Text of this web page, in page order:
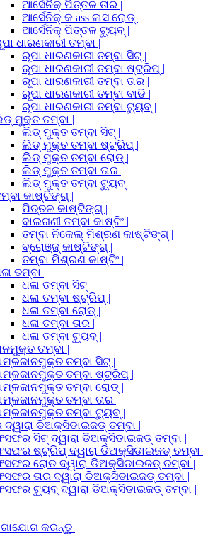
ଆର୍ସେନିକ୍ ପିତ୍ତଳ ତାର |
ଆର୍ସେନିକ୍ କ ass ଳାସ ରୋଡ୍ |
ଆର୍ସେନିକ୍ ପିତ୍ତଳ ଟ୍ୟୁବ୍ |
ଧାରଣକାରୀ ତମ୍ବା |
ରୂପା ଧାରଣକାରୀ ତମ୍ବା ସିଟ୍ |
ରୂପା ଧାରଣକାରୀ ତମ୍ବା ଷ୍ଟ୍ରିପ୍ |
ରୂପା ଧାରଣକାରୀ ତମ୍ବା ତାର |
ରୂପା ଧାରଣକାରୀ ତମ୍ବା ବାଡି |
ରୂପା ଧାରଣକାରୀ ତମ୍ବା ଟ୍ୟୁବ୍ |
ମୁକ୍ତ ତମ୍ବା |
ଲିଡ୍ ମୁକ୍ତ ତମ୍ବା ସିଟ୍ |
ଲିଡ୍ ମୁକ୍ତ ତମ୍ବା ଷ୍ଟ୍ରିପ୍ |
ଲିଡ୍ ମୁକ୍ତ ତମ୍ବା ରୋଡ୍ |
ଲିଡ୍ ମୁକ୍ତ ତମ୍ବା ତାର |
ଲିଡ୍ ମୁକ୍ତ ତମ୍ବା ଟ୍ୟୁବ୍ |
କାଷ୍ଟିଙ୍ଗ୍ |
ପିତ୍ତଳ କାଷ୍ଟିଙ୍ଗ୍ |
ବାଇଗଣୀ ତମ୍ବା କାଷ୍ଟିଂ |
ତମ୍ବା ନିକେଲ୍ ମିଶ୍ରଣ କାଷ୍ଟିଙ୍ଗ୍ |
ବ୍ରୋଞ୍ଜ୍ କାଷ୍ଟିଙ୍ଗ୍ |
ତମ୍ବା ମିଶ୍ରଣ କାଷ୍ଟିଂ |
ତମ୍ବା |
ଧଳା ତମ୍ବା ସିଟ୍ |
ଧଳା ତମ୍ବା ଷ୍ଟ୍ରିପ୍ |
ଧଳା ତମ୍ବା ରୋଡ୍ |
ଧଳା ତମ୍ବା ତାର |
ଧଳା ତମ୍ବା ଟ୍ୟୁବ୍ |
ତମ୍ବା |
ତମ୍ବା ସିଟ୍ |
ତମ୍ବା ଷ୍ଟ୍ରିପ୍ |
ତମ୍ବା ରୋଡ୍ |
ତମ୍ବା ତାର |
ତମ୍ବା ଟ୍ୟୁବ୍ |
ଡିଅକ୍ସିଡାଇଜଡ୍ ତମ୍ବା |
ସିଟ୍ ଦ୍ୱାରା ଡିଅକ୍ସିଡାଇଜଡ୍ ତମ୍ବା |
ଷ୍ଟ୍ରିପ୍ ଦ୍ୱାରା ଡିଅକ୍ସିଡାଇଜଡ୍ ତମ୍ବା |
ରୋଡ ଦ୍ୱାରା ଡିଅକ୍ସିଡାଇଜଡ୍ ତମ୍ବା |
ତାର ଦ୍ୱାରା ଡିଅକ୍ସିଡାଇଜଡ୍ ତମ୍ବା |
ଟ୍ୟୁବ୍ ଦ୍ୱାରା ଡିଅକ୍ସିଡାଇଜଡ୍ ତମ୍ବା |
କରନ୍ତୁ |